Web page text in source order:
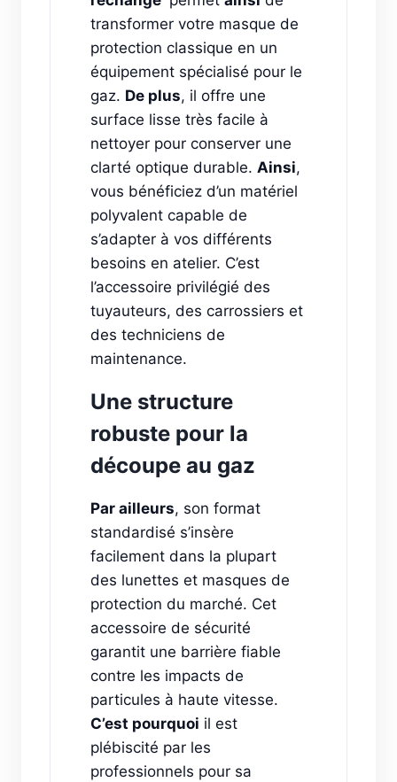
transformer votre masque de
protection classique en un
équipement spécialisé pour le
gaz. De plus, il offre une
surface lisse très facile à
nettoyer pour conserver une
clarté optique durable. Ainsi,
vous bénéficiez d’un matériel
polyvalent capable de
s’adapter à vos différents
besoins en atelier. C’est
l’accessoire privilégié des
tuyauteurs, des carrossiers et
des techniciens de
maintenance.
Une structure
robuste pour la
découpe au gaz
Par ailleurs, son format
standardisé s’insère
facilement dans la plupart
des lunettes et masques de
protection du marché. Cet
accessoire de sécurité
garantit une barrière fiable
contre les impacts de
particules à haute vitesse.
C’est pourquoi il est
plébiscité par les
professionnels pour sa